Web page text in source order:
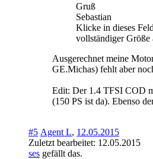
Gruß
Sebastian
Klicke in dieses
vollständiger Größe
Ausgerechnet meine
GE.Michas) fehlt aber
Edit: Der 1.4 TFSI COD
(150 PS ist da). Ebenso
#5 Agent L, 12.05.2015
Zuletzt bearbeitet: 12.05.2015
ses gefällt das.